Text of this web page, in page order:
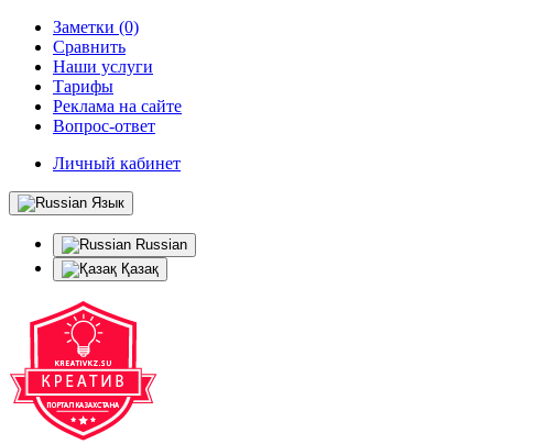
Заметки (0)
Сравнить
Наши услуги
Тарифы
Реклама на сайте
Вопрос-ответ
Личный кабинет
Язык
Russian
Қазақ